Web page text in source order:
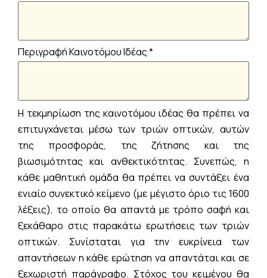
Περιγραφή Καινοτόμου Ιδέας*
Η τεκμηρίωση της καινοτόμου ιδέας θα πρέπει να
επιτυγχάνεται μέσω των τριών οπτικών, αυτών
της προσφοράς, της ζήτησης και της
βιωσιμότητας και ανθεκτικότητας. Συνεπώς, η
κάθε μαθητική ομάδα θα πρέπει να συντάξει ένα
ενιαίο συνεκτικό κείμενο (με μέγιστο όριο τις 1600
λέξεις), το οποίο θα απαντά με τρόπο σαφή και
ξεκάθαρο στις παρακάτω ερωτήσεις των τριών
οπτικών. Συνίσταται για την ευκρίνεια των
απαντήσεων η κάθε ερώτηση να απαντάται και σε
ξεχωριστή παράγραφο. Στόχος του κειμένου θα